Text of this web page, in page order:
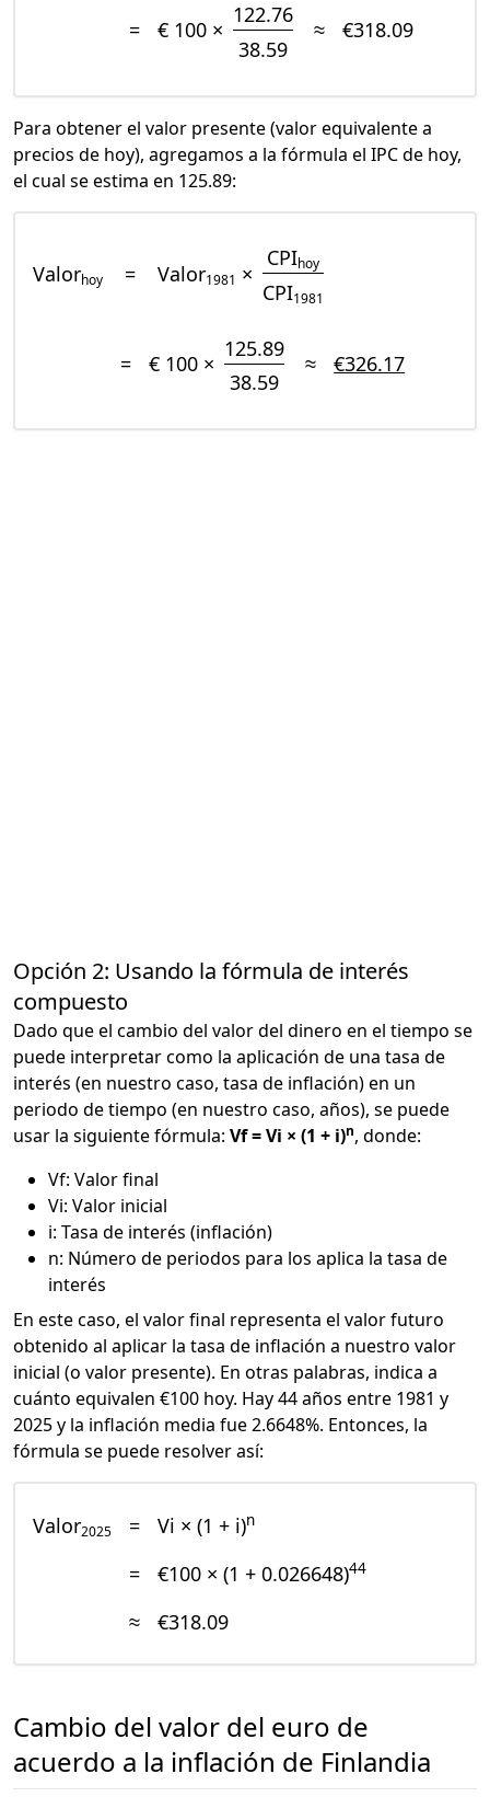
= € 100 ×
122.76
38.59
≈ €318.09
Para obtener el valor presente (valor equivalente a
precios de hoy), agregamos a la fórmula el IPC de hoy,
el cual se estima en 125.89:
Valorhoy = Valor1981 ×
CPIhoy
CPI1981
= € 100 ×
125.89
38.59
≈ €326.17
Opción 2: Usando la fórmula de interés
compuesto
Dado que el cambio del valor del dinero en el tiempo se
puede interpretar como la aplicación de una tasa de
interés (en nuestro caso, tasa de inflación) en un
periodo de tiempo (en nuestro caso, años), se puede
usar la siguiente fórmula: Vf = Vi × (1 + i)n, donde:
Vf: Valor final
Vi: Valor inicial
i: Tasa de interés (inflación)
n: Número de periodos para los aplica la tasa de
interés
En este caso, el valor final representa el valor futuro
obtenido al aplicar la tasa de inflación a nuestro valor
inicial (o valor presente). En otras palabras, indica a
cuánto equivalen €100 hoy. Hay 44 años entre 1981 y
2025 y la inflación media fue 2.6648%. Entonces, la
fórmula se puede resolver así:
Valor2025 = Vi × (1 + i)n
= €100 × (1 + 0.026648)44
≈ €318.09
Cambio del valor del euro de
acuerdo a la inflación de Finlandia